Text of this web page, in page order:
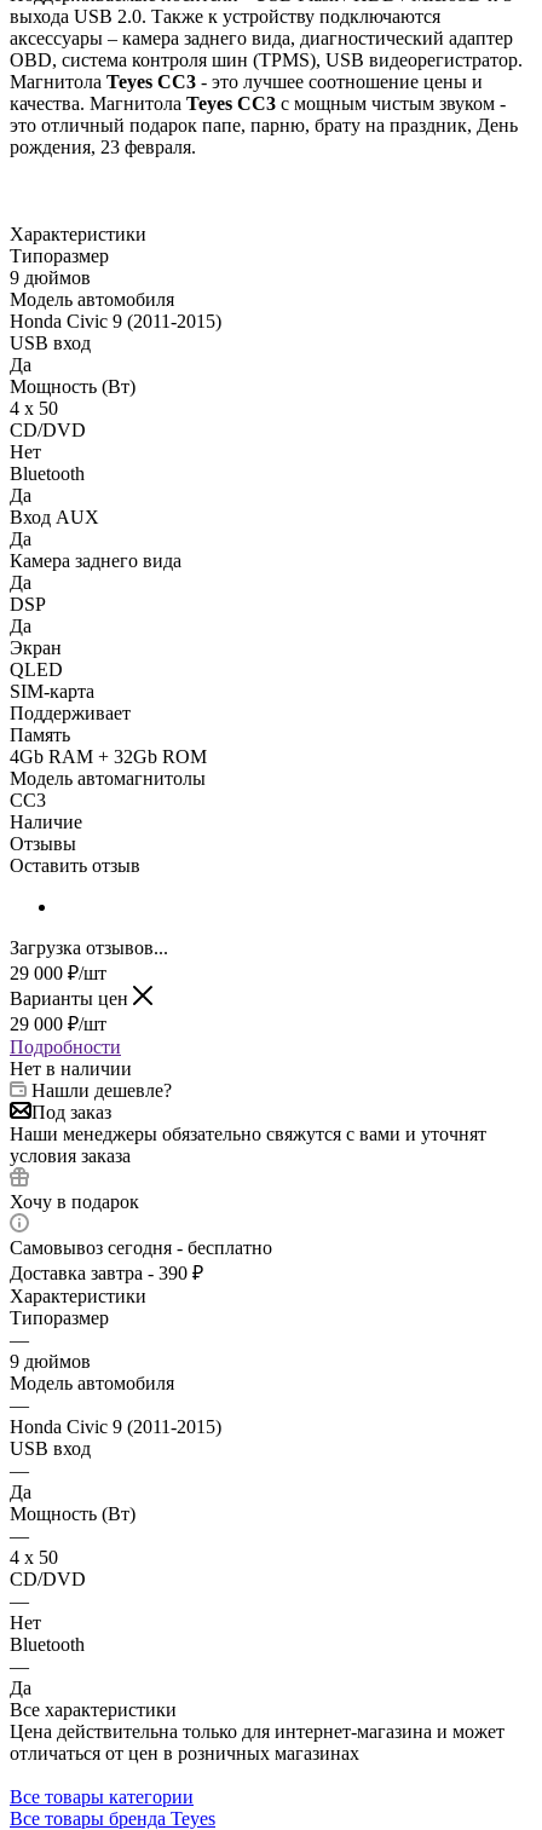
выхода USB 2.0. Также к устройству подключаются
аксессуары – камера заднего вида, диагностический адаптер
OBD, система контроля шин (TPMS), USB видеорегистратор.
Магнитола Teyes СС3 - это лучшее соотношение цены и
качества. Магнитола Teyes CC3 с мощным чистым звуком -
это отличный подарок папе, парню, брату на праздник, День
рождения, 23 февраля.
Характеристики
Типоразмер
9 дюймов
Модель автомобиля
Honda Civic 9 (2011-2015)
USB вход
Да
Мощность (Вт)
4 х 50
CD/DVD
Нет
Bluetooth
Да
Вход AUX
Да
Камера заднего вида
Да
DSP
Да
Экран
QLED
SIM-карта
Поддерживает
Память
4Gb RAM + 32Gb ROM
Модель автомагнитолы
CC3
Наличие
Отзывы
Оставить отзыв
Загрузка отзывов...
29 000 ₽/шт
Варианты цен
29 000 ₽/шт
Подробности
Нет в наличии
Нашли дешевле?
Под заказ
Наши менеджеры обязательно свяжутся с вами и уточнят
условия заказа
Хочу в подарок
Самовывоз сегодня - бесплатно
Доставка завтра - 390 ₽
Характеристики
Типоразмер
—
9 дюймов
Модель автомобиля
—
Honda Civic 9 (2011-2015)
USB вход
—
Да
Мощность (Вт)
—
4 х 50
CD/DVD
—
Нет
Bluetooth
—
Да
Все характеристики
Цена действительна только для интернет-магазина и может
отличаться от цен в розничных магазинах
Все товары категории
Все товары бренда Teyes